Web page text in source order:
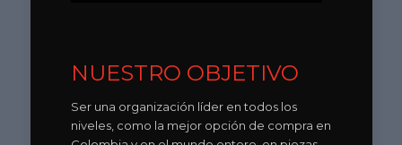
NUESTRO OBJETIVO
Ser una organización líder en todos los
niveles, como la mejor opción de compra en